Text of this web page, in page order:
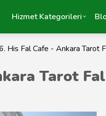
Hizmet Kategorileri
His Fal Cafe - Ankara Tarot
Tarot